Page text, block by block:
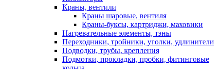
Краны, вентили
Краны шаровые, вентиля
Краны-буксы, картриджи, маховики
Нагревательные элементы, тэны
Переходники, тройники, уголки, удлинители
Подводки, трубы, крепления
Подмотки, прокладки, пробки, фитинговые